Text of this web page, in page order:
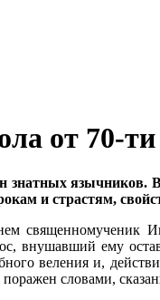
от 70-
язычников.
и страстям,
внушавший ему
веления и,
словами,